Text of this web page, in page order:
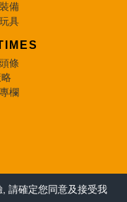
請確定您同意及接受我
備
具
條
欄